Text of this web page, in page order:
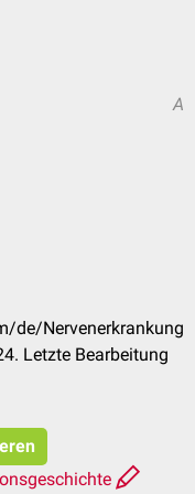
A
de/Nervenerkrankung
Letzte Bearbeitung